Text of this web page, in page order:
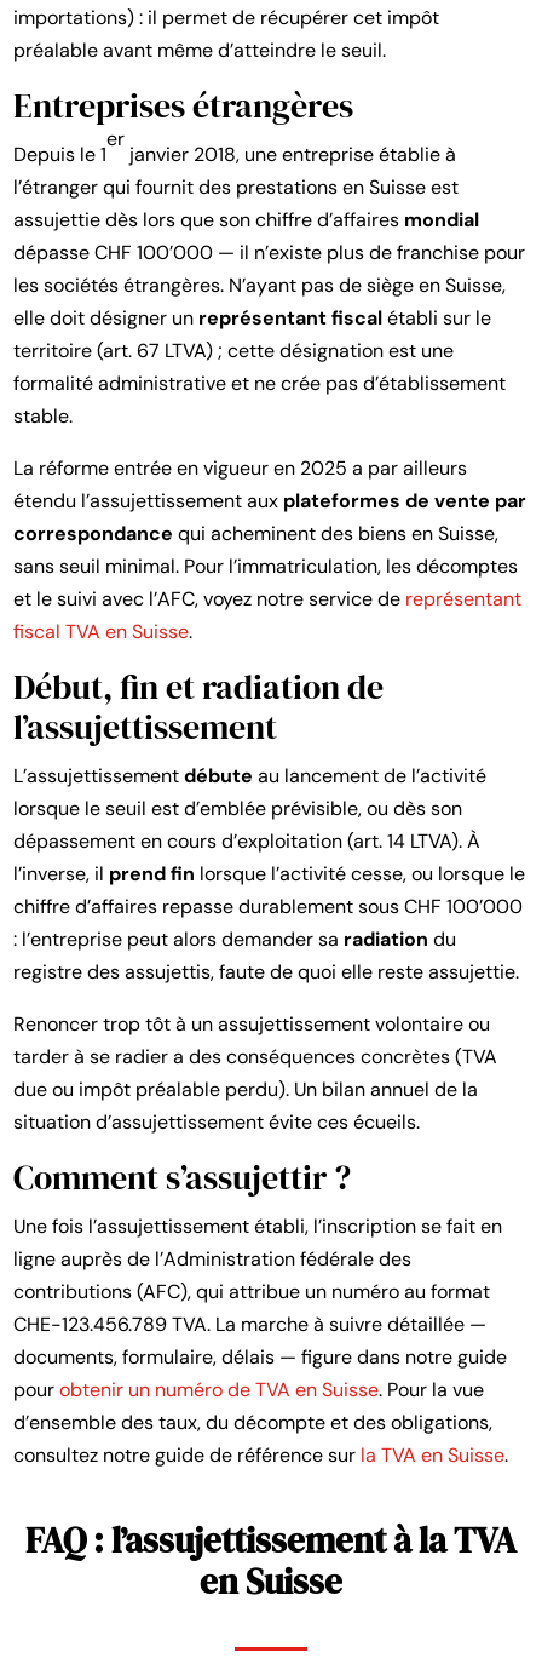
importations) : il permet de récupérer cet impôt
préalable avant même d’atteindre le seuil.
Entreprises étrangères
Depuis le 1
er
janvier 2018, une entreprise établie à
l’étranger qui fournit des prestations en Suisse est
assujettie dès lors que son chiffre d’affaires mondial
dépasse CHF 100’000 — il n’existe plus de franchise pour
les sociétés étrangères. N’ayant pas de siège en Suisse,
elle doit désigner un représentant fiscalétabli sur le
territoire (art. 67 LTVA) ; cette désignation est une
formalité administrative et ne crée pas d’établissement
stable.
La réforme entrée en vigueur en 2025 a par ailleurs
étendu l’assujettissement aux plateformes de vente par
correspondance qui acheminent des biens en Suisse,
sans seuil minimal. Pour l’immatriculation, les décomptes
et le suivi avec l’AFC, voyez notre service de représentant
fiscal TVA en Suisse.
Début, fin et radiation de
l’assujettissement
L’assujettissementdébute au lancement de l’activité
lorsque le seuil est d’emblée prévisible, ou dès son
dépassement en cours d’exploitation (art. 14 LTVA). À
l’inverse, il prend fin lorsque l’activité cesse, ou lorsque le
chiffre d’affaires repasse durablement sous CHF 100’000
: l’entreprise peut alors demander sa radiation du
registre des assujettis, faute de quoi elle reste assujettie.
Renoncer trop tôt à un assujettissement volontaire ou
tarder à se radier a des conséquences concrètes (TVA
due ou impôt préalable perdu). Un bilan annuel de la
situation d’assujettissement évite ces écueils.
Comment s’assujettir ?
Une fois l’assujettissement établi, l’inscription se fait en
ligne auprès de l’Administration fédérale des
contributions (AFC), qui attribue un numéro au format
CHE-123.456.789 TVA. La marche à suivre détaillée —
documents, formulaire, délais — figure dans notre guide
pourobtenir un numéro de TVA en Suisse. Pour la vue
d’ensemble des taux, du décompte et des obligations,
consultez notre guide de référence sur la TVA en Suisse.
FAQ : l’assujettissement à la TVA
en Suisse